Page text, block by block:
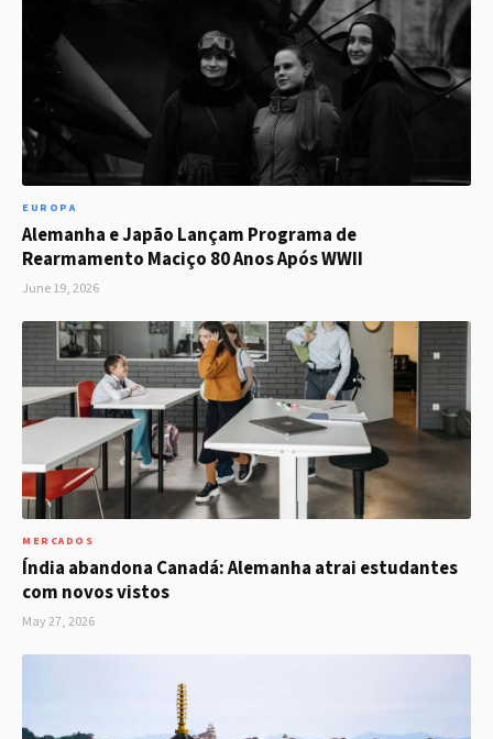
EUROPA
Alemanha e Japão Lançam Programa de
Rearmamento Maciço 80 Anos Após WWII
June 19, 2026
MERCADOS
Índia abandona Canadá: Alemanha atrai estudantes
com novos vistos
May 27, 2026